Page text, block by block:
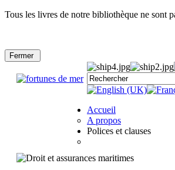
Tous les livres de notre bibliothèque ne sont
Accueil
A propos
Polices et clauses